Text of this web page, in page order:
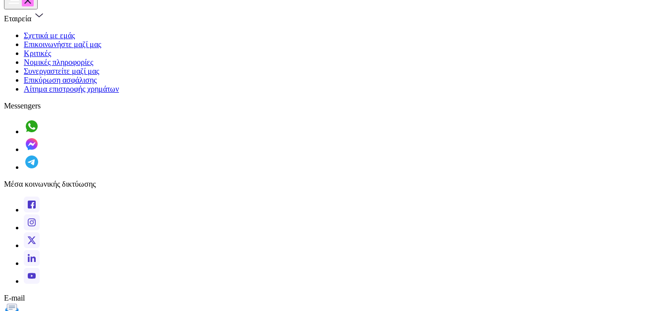
Εταιρεία
Σχετικά με εμάς
Επικοινωνήστε μαζί μας
Κριτικές
Νομικές πληροφορίες
Συνεργαστείτε μαζί μας
Επικύρωση ασφάλισης
Αίτημα επιστροφής χρημάτων
Messengers
Μέσα κοινωνικής δικτύωσης
E-mail